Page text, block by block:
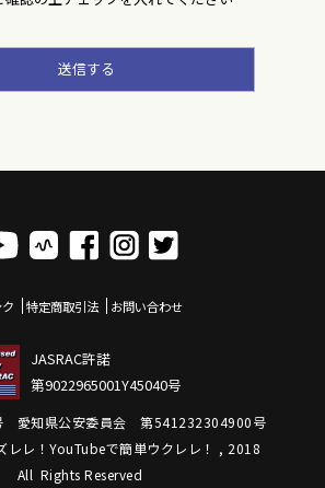
特定商取引法 お問い合わせ
JASRAC許諾
第9022965001Y45040号
愛知県公安委員会 第541232304900号
レ！YouTubeで簡単ウクレレ！ , 2018
All Rights Reserved